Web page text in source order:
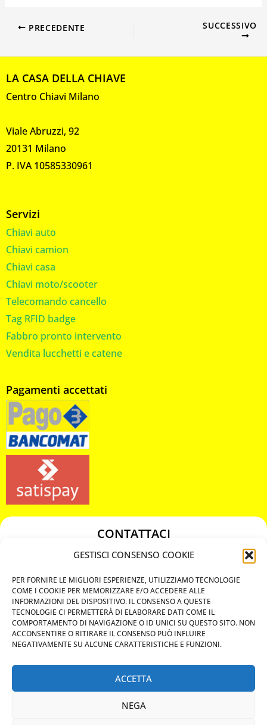
GESTISCI CONSENSO COOKIE
PER FORNIRE LE MIGLIORI ESPERIENZE, UTILIZZIAMO TECNOLOGIE
COME I COOKIE PER MEMORIZZARE E/O ACCEDERE ALLE
INFORMAZIONI DEL DISPOSITIVO. IL CONSENSO A QUESTE
TECNOLOGIE CI PERMETTERÀ DI ELABORARE DATI COME IL
COMPORTAMENTO DI NAVIGAZIONE O ID UNICI SU QUESTO SITO. NON
ACCONSENTIRE O RITIRARE IL CONSENSO PUÒ INFLUIRE
NEGATIVAMENTE SU ALCUNE CARATTERISTICHE E FUNZIONI.
ACCETTA
NEGA
PRECEDENTE SUCCESSIVO
LA CASA DELLA CHIAVE
Centro Chiavi Milano
Viale Abruzzi, 92
20131 Milano
P. IVA 10585330961
Servizi
Chiavi auto
Chiavi camion
Chiavi casa
Chiavi moto/scooter
Telecomando cancello
Tag RFID badge
Fabbro pronto intervento
Vendita lucchetti e catene
Pagamenti accettati
CONTATTACI
349 3863811
chiavicodificate@gmail.com
Privacy Policy
Cookie Policy
MAPS
CHIAMA ORA